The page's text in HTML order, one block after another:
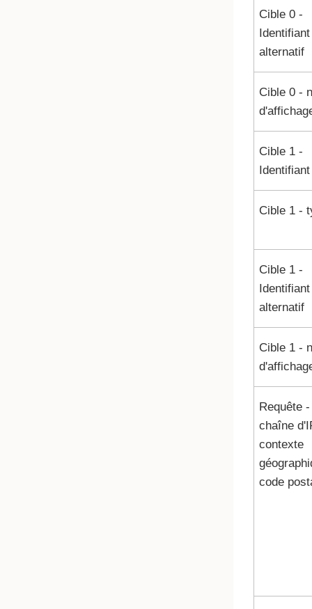
Cible 0 -
Identifiant
alternatif
Cible 0 -
Cible 1 -
Identifiant
Cible 1 -
Cible 1 -
Identifiant
alternatif
Cible 1 -
Requête -
chaîne
contexte
code